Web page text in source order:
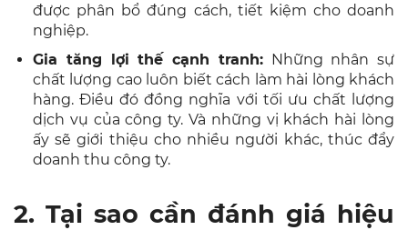
được phân bổ đúng cách, tiết kiệm cho doanh
nghiệp.
Gia tăng lợi thế cạnh tranh:Những nhân sự
chất lượng cao luôn biết cách làm hài lòng khách
hàng. Điều đó đồng nghĩa với tối ưu chất lượng
dịch vụ của công ty. Và những vị khách hài lòng
ấy sẽ giới thiệu cho nhiều người khác, thúc đẩy
doanh thu công ty.
2. Tại sao cần đánh giá hiệu